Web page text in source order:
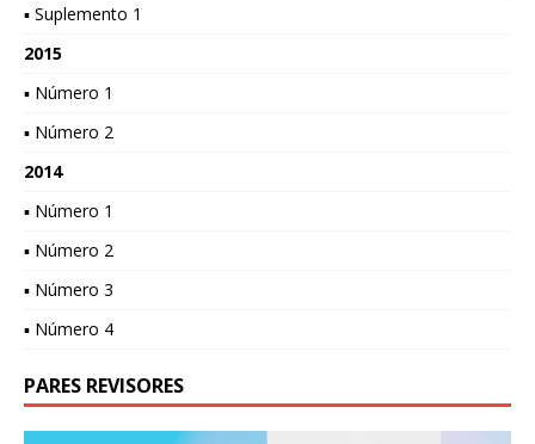
▪ Suplemento 1
2015
▪ Número 1
▪ Número 2
2014
▪ Número 1
▪ Número 2
▪ Número 3
▪ Número 4
PARES REVISORES